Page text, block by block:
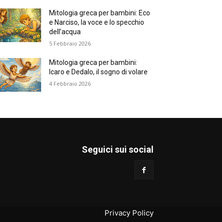
Mitologia greca per bambini: Eco
e Narciso, la voce e lo specchio
dell’acqua
5 Febbraio 2026
Mitologia greca per bambini:
Icaro e Dedalo, il sogno di volare
4 Febbraio 2026
Seguici sui social
Privacy Policy